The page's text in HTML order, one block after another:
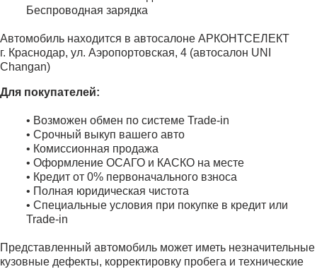
Беспроводная зарядка
Автомобиль находится в автосалоне АРКОНТСЕЛЕКТ
г. Краснодар, ул. Аэропортовская, 4 (автосалон UNI
Changan)
Для покупателей:
• Возможен обмен по системе Trade-in
• Срочный выкуп вашего авто
• Комиссионная продажа
• Оформление ОСАГО и КАСКО на месте
• Кредит от 0% первоначального взноса
• Полная юридическая чистота
• Специальные условия при покупке в кредит или
Trade-in
Представленный автомобиль может иметь незначительные
кузовные дефекты, корректировку пробега и технические